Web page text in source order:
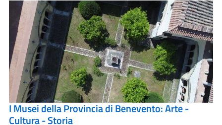
I Musei della Provincia di Benevento: Arte -
Cultura - Storia